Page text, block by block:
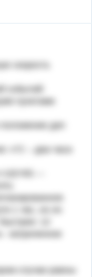
скорость
событий:
пунктами
дел
х*2 -- два часа
1 час, но он
затраченное
случае равны